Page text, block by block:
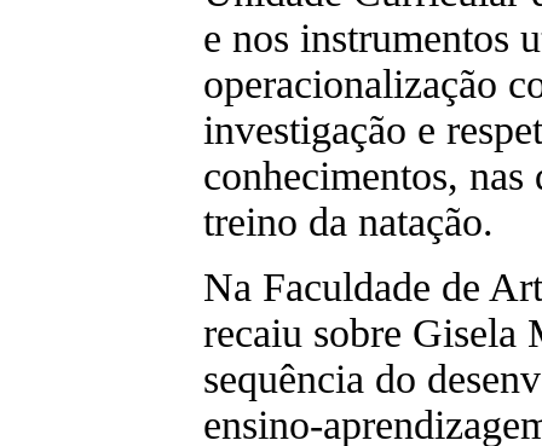
e nos instrumentos
operacionalização
investigação e
conhecimentos, nas
treino da natação.
Na Faculdade de
recaiu sobre Gisela
sequência do
ensino-